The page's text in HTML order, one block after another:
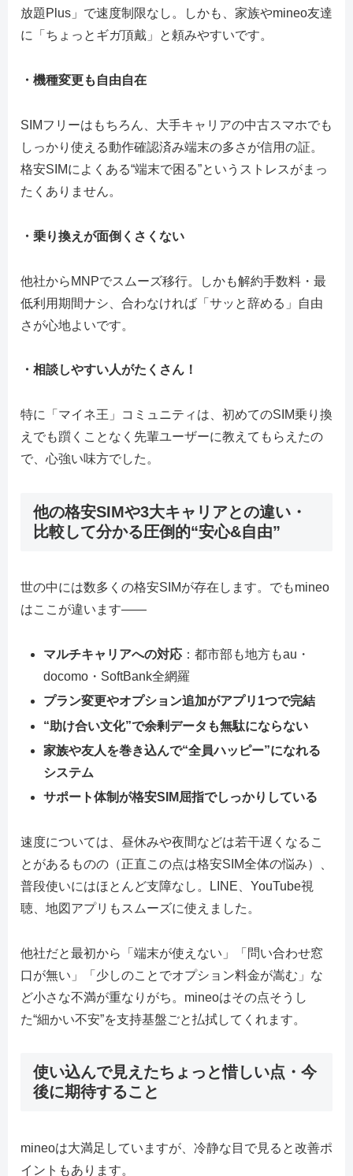
放題Plus」で速度制限なし。しかも、家族やmineo友達
に「ちょっとギガ頂戴」と頼みやすいです。
・機種変更も自由自在
SIMフリーはもちろん、大手キャリアの中古スマホでも
しっかり使える動作確認済み端末の多さが信用の証。
格安SIMによくある“端末で困る”というストレスがまっ
たくありません。
・乗り換えが面倒くさくない
他社からMNPでスムーズ移行。しかも解約手数料・最
低利用期間ナシ、合わなければ「サッと辞める」自由
さが心地よいです。
・相談しやすい人がたくさん！
特に「マイネ王」コミュニティは、初めてのSIM乗り換
えでも躓くことなく先輩ユーザーに教えてもらえたの
で、心強い味方でした。
他の格安SIMや3大キャリアとの違い・
比較して分かる圧倒的“安心&自由”
世の中には数多くの格安SIMが存在します。でもmineo
はここが違います――
マルチキャリアへの対応 ：都市部も地方もau・
docomo・SoftBank全網羅
プラン変更やオプション追加がアプリ1つで完結
“助け合い文化”で余剰データも無駄にならない
家族や友人を巻き込んで“全員ハッピー”になれる
システム
サポート体制が格安SIM屈指でしっかりしている
速度については、昼休みや夜間などは若干遅くなるこ
とがあるものの（正直この点は格安SIM全体の悩み）、
普段使いにはほとんど支障なし。LINE、YouTube視
聴、地図アプリもスムーズに使えました。
他社だと最初から「端末が使えない」「問い合わせ窓
口が無い」「少しのことでオプション料金が嵩む」な
ど小さな不満が重なりがち。mineoはその点そうし
た“細かい不安”を支持基盤ごと払拭してくれます。
使い込んで見えたちょっと惜しい点・今
後に期待すること
mineoは大満足していますが、冷静な目で見ると改善ポ
イントもあります。